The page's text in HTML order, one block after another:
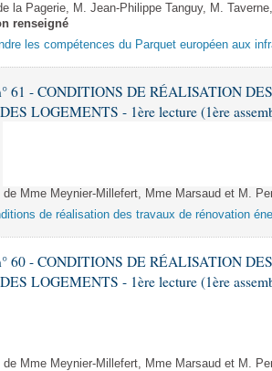
la Pagerie, M. Jean-Philippe Tanguy, M.
renseigné
les compétences du Parquet européen aux
61 - CONDITIONS DE RÉALISATION
LOGEMENTS - 1ère lecture (1ère
de Mme Meynier-Millefert, Mme Marsaud et M.
de réalisation des travaux de rénovation
60 - CONDITIONS DE RÉALISATION
LOGEMENTS - 1ère lecture (1ère
de Mme Meynier-Millefert, Mme Marsaud et M.